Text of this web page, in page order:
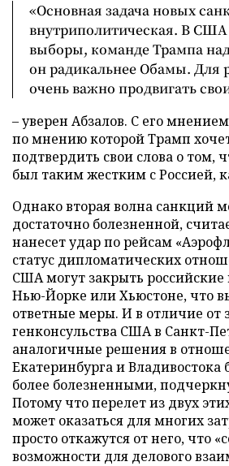
«Основная задача новых
внутриполитическая. В
выборы, команде Трампа
он радикальнее Обамы. Для
очень важно продвигать
– уверен Абзалов. С его
по мнению которой Трамп
подтвердить свои слова о том,
был таким жестким с Россией,
Однако вторая волна санкций
достаточно болезненной,
нанесет удар по рейсам
статус дипломатических
США могут закрыть российские
Нью-Йорке или Хьюстоне, что
ответные меры. И в отличие от
генконсульства США в Санкт-
аналогичные решения в
Екатеринбурга и
более болезненными,
Потому что перелет из двух
может оказаться для многих
просто откажутся от него, что
возможности для делового